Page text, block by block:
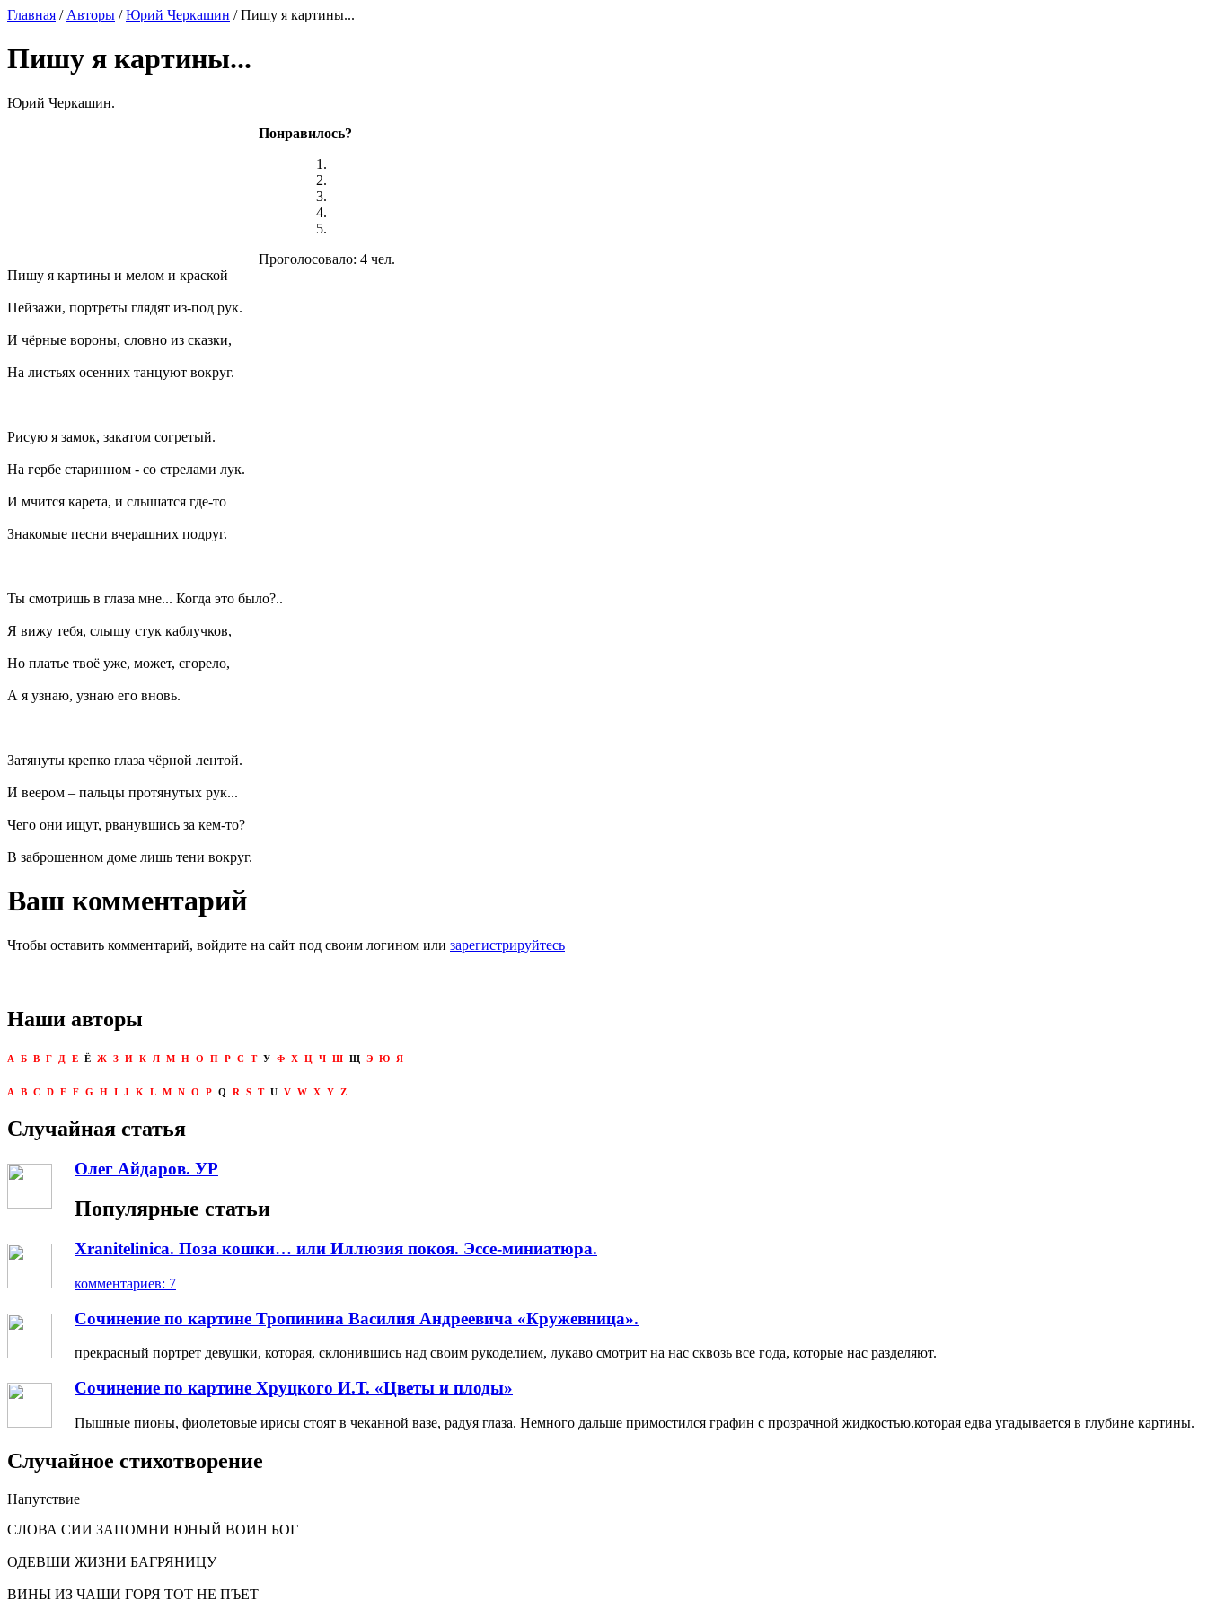
Главная / Авторы /Юрий Черкашин / Пишу я картины...
Пишу я картины...
Юрий Черкашин.
Понравилось?
Проголосовало: 4 чел.
Пишу я картины и мелом и краской –
Пейзажи, портреты глядят из-под рук.
И чёрные вороны, словно из сказки,
На листьях осенних танцуют вокруг.
Рисую я замок, закатом согретый.
На гербе старинном - со стрелами лук.
И мчится карета, и слышатся где-то
Знакомые песни вчерашних подруг.
Ты смотришь в глаза мне... Когда это было?..
Я вижу тебя, слышу стук каблучков,
Но платье твоё уже, может, сгорело,
А я узнаю, узнаю его вновь.
Затянуты крепко глаза чёрной лентой.
И веером – пальцы протянутых рук...
Чего они ищут, рванувшись за кем-то?
В заброшенном доме лишь тени вокруг.
Ваш комментарий
Чтобы оставить комментарий, войдите на сайт под своим логином или зарегистрируйтесь
Наши авторы
А Б В Г Д Е Ё Ж З И К Л М Н О П Р С Т У Ф Х Ц Ч Ш Щ Э Ю Я
A B C D E F G H I J K L M N O P Q R S T U V W X Y Z
Случайная статья
Олег Айдаров. УР
Популярные статьи
Xranitelinica. Поза кошки… или Иллюзия покоя. Эссе-миниатюра.
комментариев: 7
Сочинение по картине Тропинина Василия Андреевича «Кружевница».
прекрасный портрет девушки, которая, склонившись над своим рукоделием, лукаво смотрит на нас сквозь все года, которые нас разделяют.
Сочинение по картине Хруцкого И.Т. «Цветы и плоды»
Пышные пионы, фиолетовые ирисы стоят в чеканной вазе, радуя глаза. Немного дальше примостился графин с прозрачной жидкостью.которая едва угадывается в глубине картины.
Случайное стихотворение
Напутствие
СЛОВА СИИ ЗАПОМНИ ЮНЫЙ ВОИН БОГ
ОДЕВШИ ЖИЗНИ БАГРЯНИЦУ
ВИНЫ ИЗ ЧАШИ ГОРЯ ТОТ НЕ ПЪЕТ